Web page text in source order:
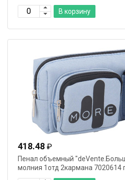
В корзину
418.48 ₽
Пенал объемный
молния 1отд 2кармана 7020614